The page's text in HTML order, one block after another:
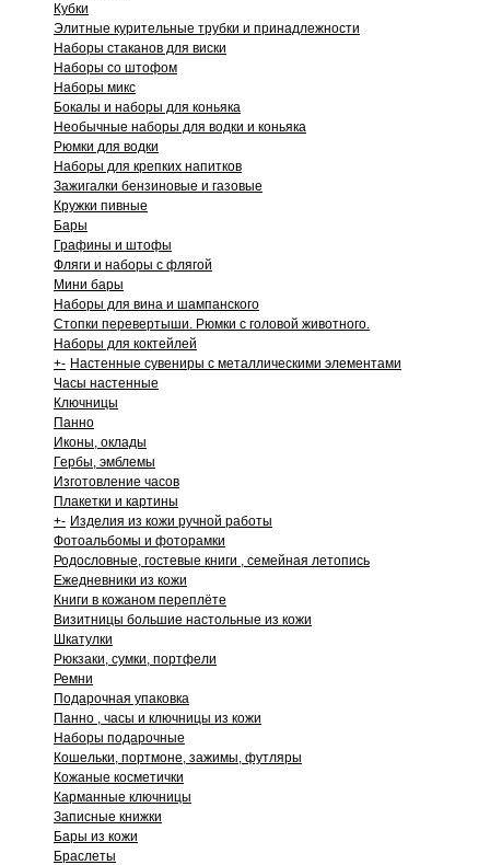
Кубки
Элитные курительные трубки и принадлежности
Наборы стаканов для виски
Наборы со штофом
Наборы микс
Бокалы и наборы для коньяка
Необычные наборы для водки и коньяка
Рюмки для водки
Наборы для крепких напитков
Зажигалки бензиновые и газовые
Кружки пивные
Бары
Графины и штофы
Фляги и наборы с флягой
Мини бары
Наборы для вина и шампанского
Стопки перевертыши. Рюмки с головой животного.
Наборы для коктейлей
+- Настенные сувениры с металлическими элементами
Часы настенные
Ключницы
Панно
Иконы, оклады
Гербы, эмблемы
Изготовление часов
Плакетки и картины
+- Изделия из кожи ручной работы
Фотоальбомы и фоторамки
Родословные, гостевые книги , семейная летопись
Ежедневники из кожи
Книги в кожаном переплёте
Визитницы большие настольные из кожи
Шкатулки
Рюкзаки, сумки, портфели
Ремни
Подарочная упаковка
Панно , часы и ключницы из кожи
Наборы подарочные
Кошельки, портмоне, зажимы, футляры
Кожаные косметички
Карманные ключницы
Записные книжки
Бары из кожи
Браслеты